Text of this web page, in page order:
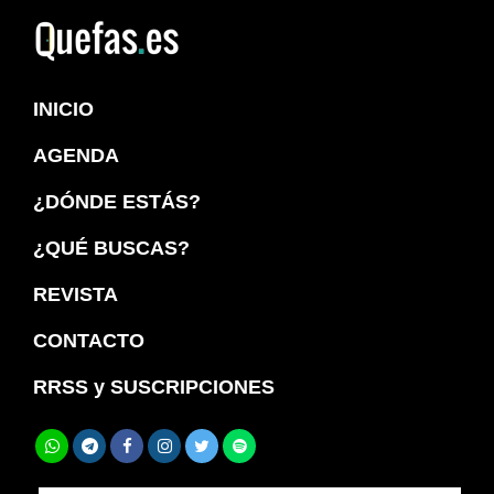
navegación
principal
principal
INICIO
AGENDA
¿DÓNDE ESTÁS?
¿QUÉ BUSCAS?
REVISTA
CONTACTO
RRSS y SUSCRIPCIONES